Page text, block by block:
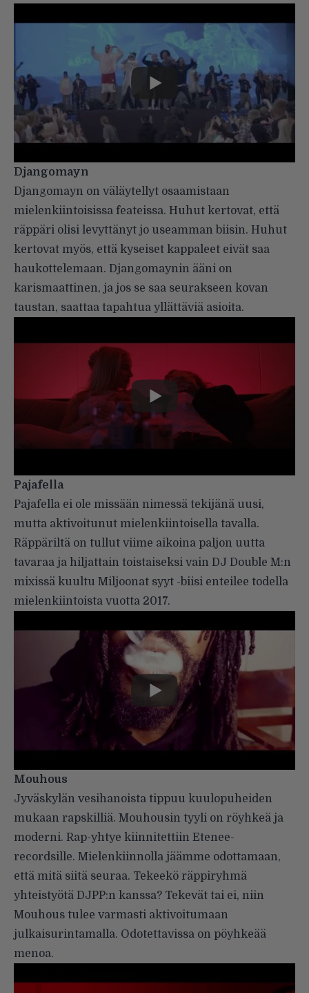
Djangomayn
Djangomayn on väläytellyt osaamistaan
mielenkiintoisissa feateissa. Huhut kertovat, että
räppäri olisi levyttänyt jo useamman biisin. Huhut
kertovat myös, että kyseiset kappaleet eivät saa
haukottelemaan. Djangomaynin ääni on
karismaattinen, ja jos se saa seurakseen kovan
taustan, saattaa tapahtua yllättäviä asioita.
Pajafella
Pajafella ei ole missään nimessä tekijänä uusi,
mutta aktivoitunut mielenkiintoisella tavalla.
Räppäriltä on tullut viime aikoina paljon uutta
tavaraa ja hiljattain toistaiseksi vain DJ Double M:n
mixissä kuultu Miljoonat syyt -biisi enteilee todella
mielenkiintoista vuotta 2017.
Mouhous
Jyväskylän vesihanoista tippuu kuulopuheiden
mukaan rapskilliä. Mouhousin tyyli on röyhkeä ja
moderni. Rap-yhtye kiinnitettiin Etenee-
recordsille. Mielenkiinnolla jäämme odottamaan,
että mitä siitä seuraa. Tekeekö räppiryhmä
yhteistyötä DJPP:n kanssa? Tekevät tai ei, niin
Mouhous tulee varmasti aktivoitumaan
julkaisurintamalla. Odotettavissa on pöyhkeää
menoa.